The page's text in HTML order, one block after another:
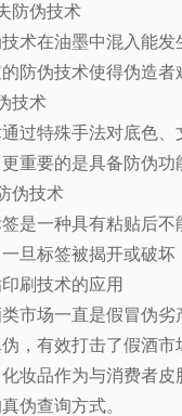
防伪技术
术在油墨中混入能
防伪技术使得伪造者
技术
过特殊手法对底色
重要的是具备防伪功
伪技术
是一种具有粘贴后
旦标签被揭开或破坏
刷技术的应用
市场一直是假冒伪
，有效打击了假酒市
妆品作为与消费者
伪查询方式。